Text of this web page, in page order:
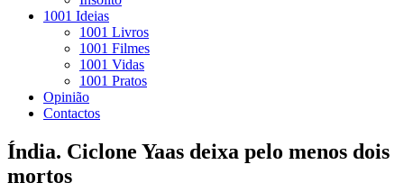
1001 Ideias
1001 Livros
1001 Filmes
1001 Vidas
1001 Pratos
Opinião
Contactos
Índia. Ciclone Yaas deixa pelo menos dois
mortos